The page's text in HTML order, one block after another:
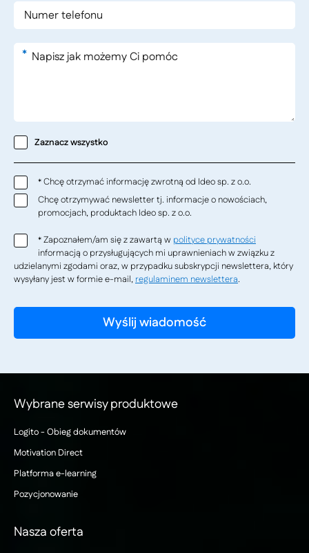
*
Zaznacz wszystko
*Chcę otrzymać informację zwrotną od Ideo sp. z o.o.
Chcę otrzymywać newsletter tj. informacje o nowościach,
promocjach, produktach Ideo sp. z o.o.
*Zapoznałem/am się z zawartą w polityce prywatności
informacją o przysługujących mi uprawnieniach w związku z
udzielanymi zgodami oraz, w przypadku subskrypcji newslettera, który
wysyłany jest w formie e-mail, regulaminem newslettera.
Wybrane serwisy produktowe
Logito - Obieg dokumentów
Motivation Direct
Platforma e-learning
Pozycjonowanie
Nasza oferta